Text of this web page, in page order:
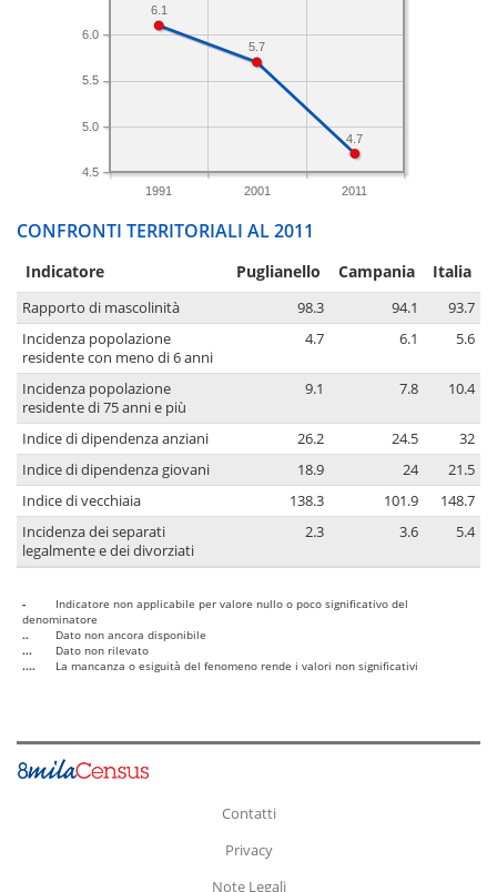
1991 2001 2011
4.5
5.0
5.5
6.0
4.7
5.7
6.1
CONFRONTI TERRITORIALI AL 2011
Indicatore Puglianello Campania Italia
Rapporto di mascolinità 98.3 94.1
93.7
Incidenza popolazione
residente con meno di 6 anni
4.7 6.1 5.6
Incidenza popolazione
residente di 75 anni e più
9.1 7.8 10.4
Indice di dipendenza anziani 26.2 24.5
32
Indice di dipendenza giovani
18.9 24
21.5
Indice di vecchiaia
138.3 101.9
148.7
Incidenza dei separati
legalmente e dei divorziati
2.3 3.6 5.4
-
Indicatore non applicabile per valore nullo o poco significativo del
denominatore
..
Dato non ancora disponibile
...
Dato non rilevato
....
La mancanza o esiguità del fenomeno rende i valori non significativi
Contatti
Privacy
Note Legali